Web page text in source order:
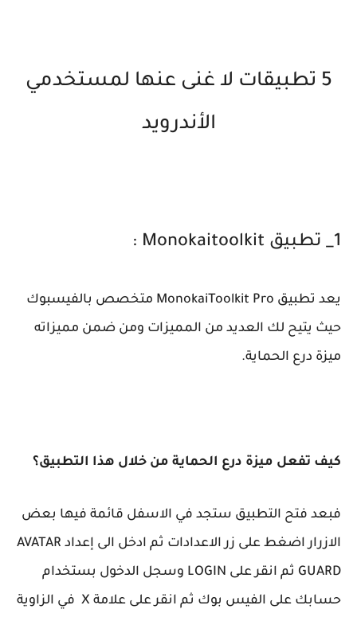
5 تطبيقات لا غنى عنها لمستخدمي
الأندرويد
1_ تطبيق Monokaitoolkit :
يعد تطبيق MonokaiToolkit Pro متخصص بالفيسبوك
حيث يتيح لك العديد من المميزات ومن ضمن مميزاته
ميزة درع الحماية.
كيف تفعل ميزة درع الحماية من خلال هذا التطبيق؟
فبعد فتح التطبيق ستجد في الاسفل قائمة فيها بعض
الازرار اضغط على زر الاعدادات ثم ادخل الى إعداد AVATAR
GUARD ثم انقر على LOGIN وسجل الدخول بستخدام
حسابك على الفيس بوك ثم انقر على علامة X في الزاوية